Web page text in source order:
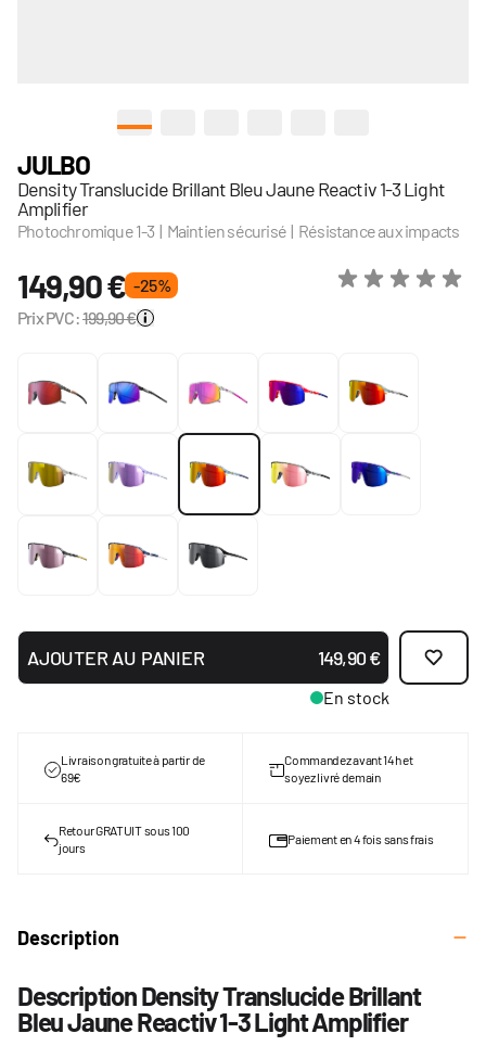
JULBO
Density Translucide Brillant Bleu Jaune Reactiv 1-3 Light
Amplifier
Photochromique 1-3 | Maintien sécurisé | Résistance aux impacts
149,90 € - 25 %
Prix PVC:199,90 €
AJOUTER AU PANIER 149,90 €
En stock
Livraison gratuite à partir de
69€
Commandez avant 14h et
soyez livré demain
Retour GRATUIT sous 100
jours
Paiement en 4 fois sans frais
Description
Description Density Translucide Brillant
Bleu Jaune Reactiv 1-3 Light Amplifier